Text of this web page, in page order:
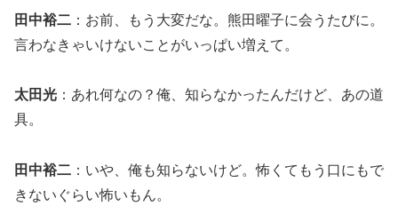
田中裕二 ：お前、もう大変だな。熊田曜子に会うたびに。
言わなきゃいけないことがいっぱい増えて。
太田光 ：あれ何なの？俺、知らなかったんだけど、あの道
具。
田中裕二 ：いや、俺も知らないけど。怖くてもう口にもで
きないぐらい怖いもん。